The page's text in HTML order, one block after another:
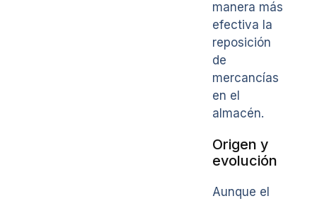
manera más
efectiva la
reposición
de
mercancías
en el
almacén.
Origen y
evolución
Aunque el